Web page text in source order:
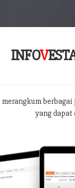
INFOV
merangkum
yang dapat